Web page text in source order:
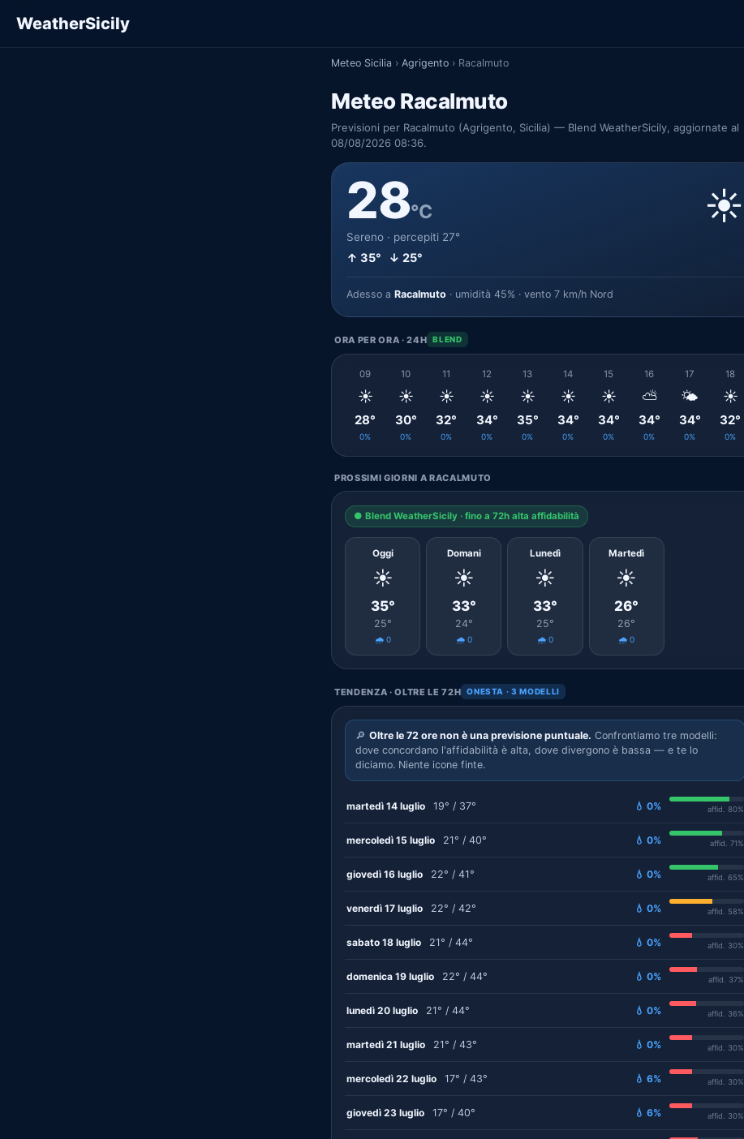
WeatherSicily
Meteo Sicilia › Agrigento › Racalmuto
Meteo Racalmuto
Previsioni per Racalmuto (Agrigento, Sicilia) — Blend WeatherSicily, aggiornate al
08/08/2026 08:36.
28°C
Sereno · percepiti 27°
↑ 35° ↓ 25°
☀️
Adesso a Racalmuto · umidità 45% · vento 7 km/h Nord
ORA PER ORA · 24H BLEND
09
☀️
28°
0%
10
☀️
30°
0%
11
☀️
32°
0%
12
☀️
34°
0%
13
☀️
35°
0%
14
☀️
34°
0%
15
☀️
34°
0%
16
⛅
34°
0%
17
🌤️
34°
0%
18
☀️
32°
0%
PROSSIMI GIORNI A RACALMUTO
● Blend WeatherSicily · fino a 72h alta affidabilità
Oggi
☀️
35°
25°
🌧️ 0
Domani
☀️
33°
24°
🌧️ 0
Lunedì
☀️
33°
25°
🌧️ 0
Martedì
☀️
26°
26°
🌧️ 0
TENDENZA · OLTRE LE 72H ONESTA · 3 MODELLI
🔎 Oltre le 72 ore non è una previsione puntuale. Confrontiamo tre modelli:
dove concordano l'affidabilità è alta, dove divergono è bassa — e te lo
diciamo. Niente icone finte.
martedì 14 luglio 19° / 37° 💧 0% affid. 80%
mercoledì 15 luglio 21° / 40° 💧 0% affid. 71%
giovedì 16 luglio 22° / 41° 💧 0% affid. 65%
venerdì 17 luglio 22° / 42° 💧 0% affid. 58%
sabato 18 luglio 21° / 44° 💧 0% affid. 30%
domenica 19 luglio 22° / 44° 💧 0% affid. 37%
lunedì 20 luglio 21° / 44° 💧 0% affid. 36%
martedì 21 luglio 21° / 43° 💧 0% affid. 30%
mercoledì 22 luglio 17° / 43° 💧 6% affid. 30%
giovedì 23 luglio 17° / 40° 💧 6% affid. 30%